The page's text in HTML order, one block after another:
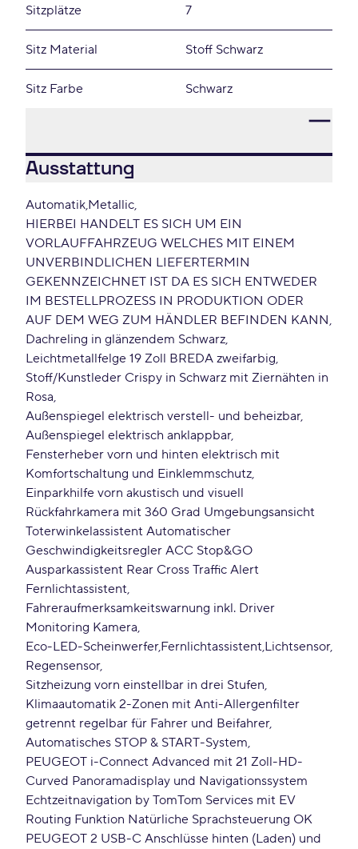
Sitzplätze 7
Sitz Material Stoff Schwarz
Sitz Farbe Schwarz
Ausstattung
Automatik Metallic
HIERBEI HANDELT ES SICH UM EIN
VORLAUFFAHRZEUG WELCHES MIT EINEM
UNVERBINDLICHEN LIEFERTERMIN
GEKENNZEICHNET IST DA ES SICH ENTWEDER
IM BESTELLPROZESS IN PRODUKTION ODER
AUF DEM WEG ZUM HÄNDLER BEFINDEN KANN
Dachreling in glänzendem Schwarz
Leichtmetallfelge 19 Zoll BREDA zweifarbig
Stoff/Kunstleder Crispy in Schwarz mit Ziernähten in
Rosa
Außenspiegel elektrisch verstell- und beheizbar
Außenspiegel elektrisch anklappbar
Fensterheber vorn und hinten elektrisch mit
Komfortschaltung und Einklemmschutz
Einparkhilfe vorn akustisch und visuell
Rückfahrkamera mit 360 Grad Umgebungsansicht
Toterwinkelassistent Automatischer
Geschwindigkeitsregler ACC Stop&GO
Ausparkassistent Rear Cross Traffic Alert
Fernlichtassistent
Fahreraufmerksamkeitswarnung inkl. Driver
Monitoring Kamera
Eco-LED-Scheinwerfer Fernlichtassistent Lichtsensor
Regensensor
Sitzheizung vorn einstellbar in drei Stufen
Klimaautomatik 2-Zonen mit Anti-Allergenfilter
getrennt regelbar für Fahrer und Beifahrer
Automatisches STOP & START-System
PEUGEOT i-Connect Advanced mit 21 Zoll-HD-
Curved Panoramadisplay und Navigationssystem
Echtzeitnavigation by TomTom Services mit EV
Routing Funktion Natürliche Sprachsteuerung OK
PEUGEOT 2 USB-C Anschlüsse hinten (Laden) und